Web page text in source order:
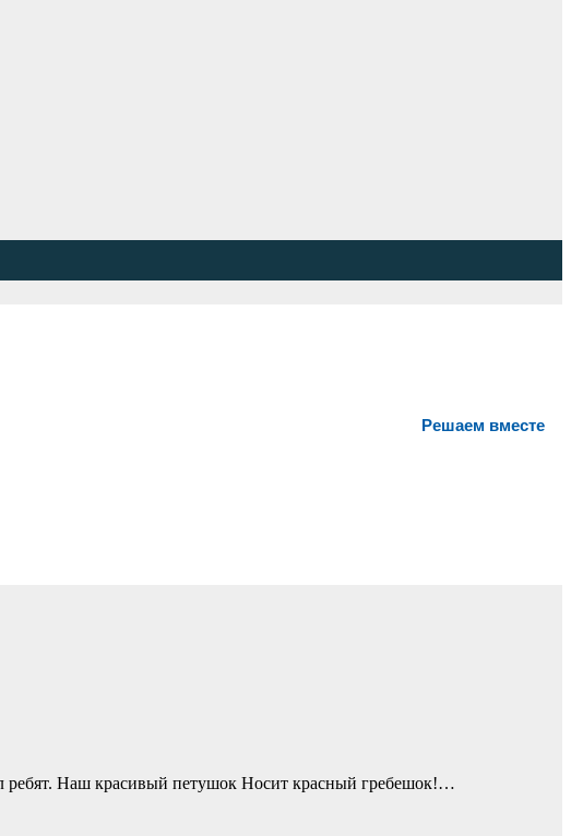
Решаем вместе
ребят. Наш красивый петушок Носит красный гребешок!…